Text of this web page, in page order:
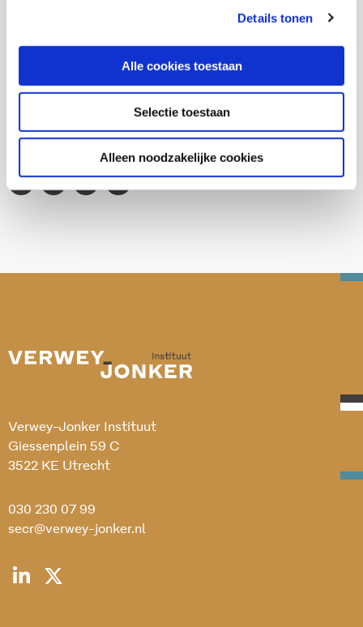
Details tonen
Alle cookies toestaan
Selectie toestaan
Alleen noodzakelijke cookies
Deel deze publicatie op:
Verwey-Jonker Instituut
Giessenplein 59 C
3522 KE Utrecht
030 230 07 99
secr@verwey-jonker.nl